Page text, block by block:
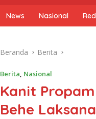
News Nasional
Beranda Berita
Berita, Nasional
Kanit
Behe